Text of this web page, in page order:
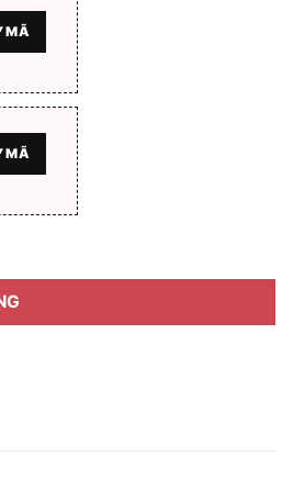
MÃ
MÃ